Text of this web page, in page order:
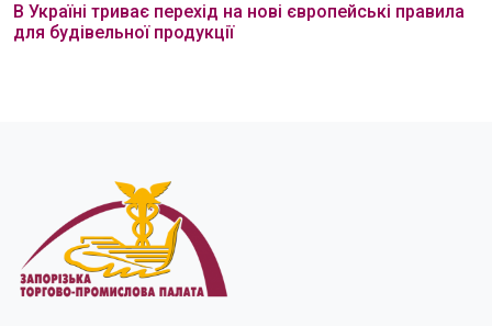
В Україні триває перехід на нові європейські правила
для будівельної продукції